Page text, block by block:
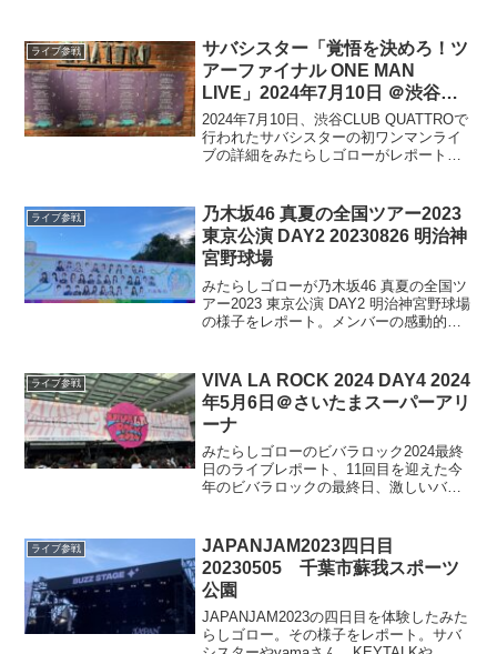
い京都大作戦らしい天気の最終日の様子
を振り返ります
ライブ参戦
サバシスター「覚悟を決めろ！ツ
アーファイナル ONE MAN
LIVE」2024年7月10日 ＠渋谷
CLUB QUATTRO
2024年7月10日、渋谷CLUB QUATTROで
行われたサバシスターの初ワンマンライ
ブの詳細をみたらしゴローがレポート。
としての成長を確信したライブをお届け
します。
ライブ参戦
乃木坂46 真夏の全国ツアー2023
東京公演 DAY2 20230826 明治神
宮野球場
みたらしゴローが乃木坂46 真夏の全国ツ
アー2023 東京公演 DAY2 明治神宮野球場
の様子をレポート。メンバーの感動的な
す、神宮での特別な雰囲気の様子を紹介
します。
ライブ参戦
VIVA LA ROCK 2024 DAY4 2024
年5月6日＠さいたまスーパーアリ
ーナ
みたらしゴローのビバラロック2024最終
日のライブレポート、11回目を迎えた今
年のビバラロックの最終日、激しいバン
す。ロックフェスの熱気と共に、次回へ
の期待も膨らみます。
ライブ参戦
JAPANJAM2023四日目
20230505 千葉市蘇我スポーツ
公園
JAPANJAM2023の四日目を体験したみた
らしゴロー。その様子をレポート。サバ